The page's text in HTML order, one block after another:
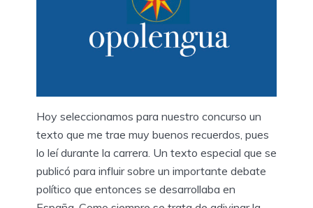
Hoy seleccionamos para nuestro concurso un
texto que me trae muy buenos recuerdos, pues
lo leí durante la carrera. Un texto especial que se
publicó para influir sobre un importante debate
político que entonces se desarrollaba en